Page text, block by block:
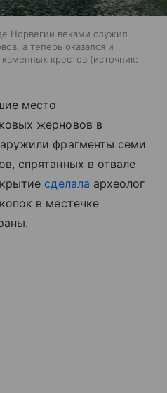
Норвегии веками служил
а теперь оказался и
крестов
источник:
место
жерновов в
фрагменты семи
спрятанных в отвале
сделала археолог
в местечке